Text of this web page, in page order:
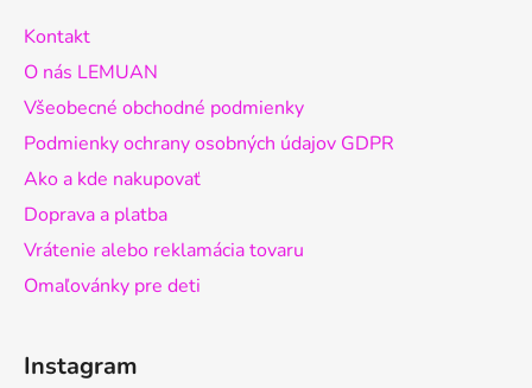
Kontakt
O nás LEMUAN
Všeobecné obchodné podmienky
Podmienky ochrany osobných údajov GDPR
Ako a kde nakupovať
Doprava a platba
Vrátenie alebo reklamácia tovaru
Omaľovánky pre deti
Instagram